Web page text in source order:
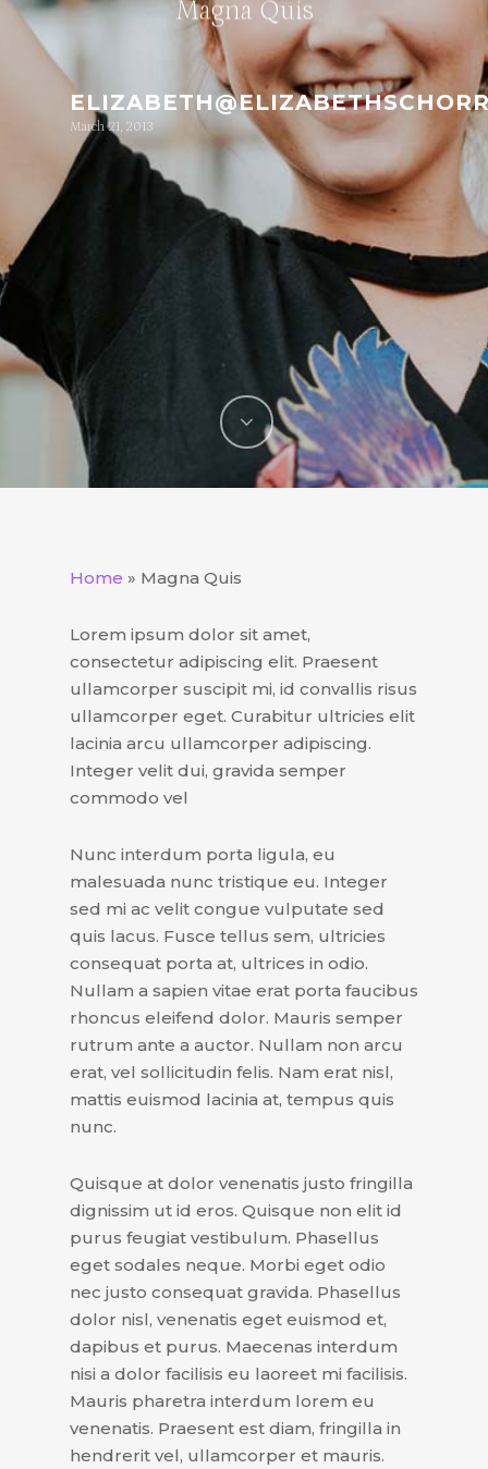
Magna Quis
March 21, 2013
Home » Magna Quis
Lorem ipsum dolor sit amet,
consectetur adipiscing elit. Praesent
ullamcorper suscipit mi, id convallis risus
ullamcorper eget. Curabitur ultricies elit
lacinia arcu ullamcorper adipiscing.
Integer velit dui, gravida semper
commodo vel
Nunc interdum porta ligula, eu
malesuada nunc tristique eu. Integer
sed mi ac velit congue vulputate sed
quis lacus. Fusce tellus sem, ultricies
consequat porta at, ultrices in odio.
Nullam a sapien vitae erat porta faucibus
rhoncus eleifend dolor. Mauris semper
rutrum ante a auctor. Nullam non arcu
erat, vel sollicitudin felis. Nam erat nisl,
mattis euismod lacinia at, tempus quis
nunc.
Quisque at dolor venenatis justo fringilla
dignissim ut id eros. Quisque non elit id
purus feugiat vestibulum. Phasellus
eget sodales neque. Morbi eget odio
nec justo consequat gravida. Phasellus
dolor nisl, venenatis eget euismod et,
dapibus et purus. Maecenas interdum
nisi a dolor facilisis eu laoreet mi facilisis.
Mauris pharetra interdum lorem eu
venenatis. Praesent est diam, fringilla in
hendrerit vel, ullamcorper et mauris.